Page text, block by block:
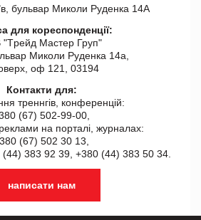
бульвар Миколи Руденка 14А
для кореспонденції:
Мастер Груп"
Миколи Руденка 14а,
оф 121, 03194
Контакти для:
треннгів, конференцій:
(67) 502-99-00,
на порталі, журналах:
(67) 502 30 13,
(44) 383 92 39, +380 (44) 383 50 34.
написати нам